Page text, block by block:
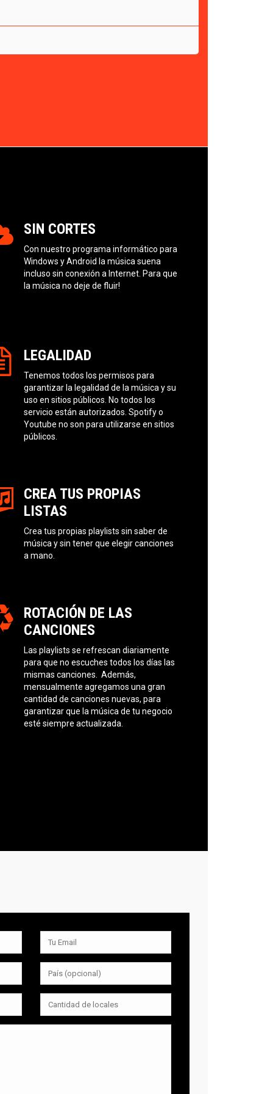
SIN CORTES
Con nuestro programa informático para
Windows y Android la música suena
incluso sin conexión a Internet. Para que
la música no deje de fluir!
LEGALIDAD
Tenemos todos los permisos para
garantizar la legalidad de la música y su
uso en sitios públicos. No todos los
servicio están autorizados. Spotify o
Youtube no son para utilizarse en sitios
públicos.
CREA TUS PROPIAS
LISTAS
Crea tus propias playlists sin saber de
música y sin tener que elegir canciones
a mano.
ROTACIÓN DE LAS
CANCIONES
Las playlists se refrescan diariamente
para que no escuches todos los días las
mismas canciones. Además,
mensualmente agregamos una gran
cantidad de canciones nuevas, para
garantizar que la música de tu negocio
esté siempre actualizada.